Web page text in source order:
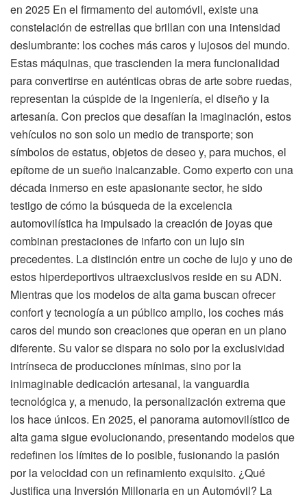
en 2025 En el firmamento del automóvil, existe una
constelación de estrellas que brillan con una intensidad
deslumbrante: los coches más caros y lujosos del mundo.
Estas máquinas, que trascienden la mera funcionalidad
para convertirse en auténticas obras de arte sobre ruedas,
representan la cúspide de la ingeniería, el diseño y la
artesanía. Con precios que desafían la imaginación, estos
vehículos no son solo un medio de transporte; son
símbolos de estatus, objetos de deseo y, para muchos, el
epítome de un sueño inalcanzable. Como experto con una
década inmerso en este apasionante sector, he sido
testigo de cómo la búsqueda de la excelencia
automovilística ha impulsado la creación de joyas que
combinan prestaciones de infarto con un lujo sin
precedentes. La distinción entre un coche de lujo y uno de
estos hiperdeportivos ultraexclusivos reside en su ADN.
Mientras que los modelos de alta gama buscan ofrecer
confort y tecnología a un público amplio, los coches más
caros del mundo son creaciones que operan en un plano
diferente. Su valor se dispara no solo por la exclusividad
intrínseca de producciones mínimas, sino por la
inimaginable dedicación artesanal, la vanguardia
tecnológica y, a menudo, la personalización extrema que
los hace únicos. En 2025, el panorama automovilístico de
alta gama sigue evolucionando, presentando modelos que
redefinen los límites de lo posible, fusionando la pasión
por la velocidad con un refinamiento exquisito. ¿Qué
Justifica una Inversión Millonaria en un Automóvil? La